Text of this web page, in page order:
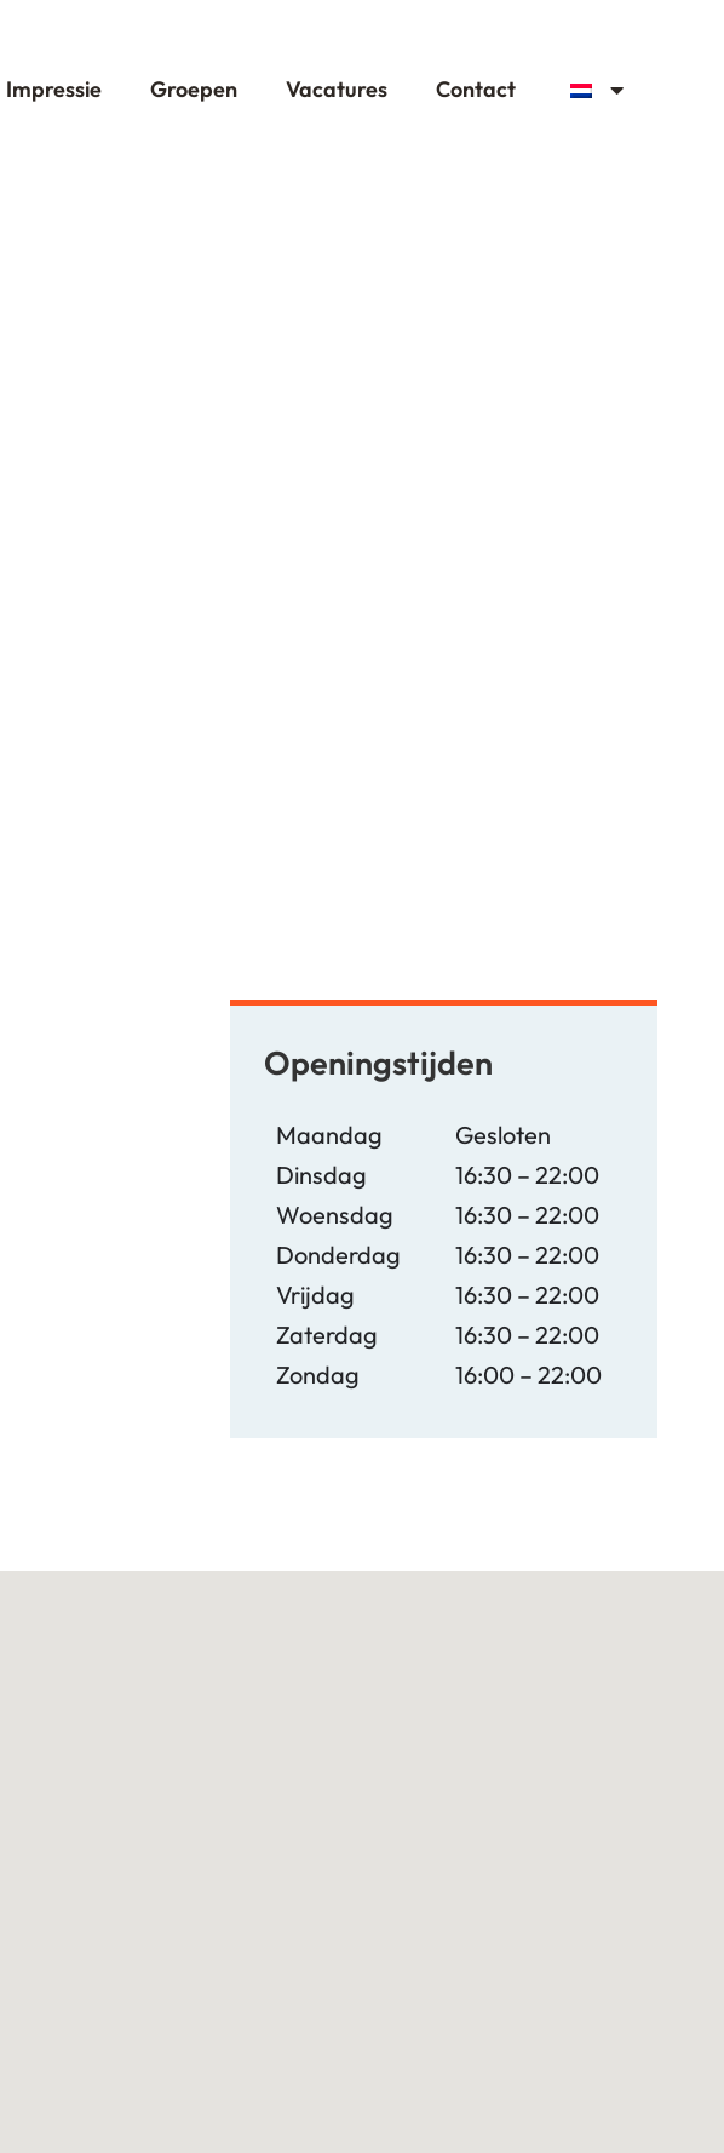
Impressie Groepen Vacatures Contact
Openingstijden
Maandag
Dinsdag
Woensdag
Donderdag
Vrijdag
Zaterdag
Zondag
Gesloten
16:30 – 22:00
16:30 – 22:00
16:30 – 22:00
16:30 – 22:00
16:30 – 22:00
16:00 – 22:00